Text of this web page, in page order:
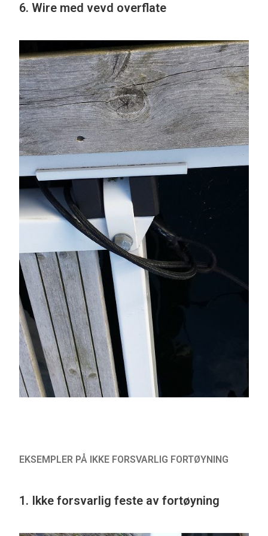
6. Wire med vevd overflate
EKSEMPLER PÅ IKKE FORSVARLIG FORTØYNING
1. Ikke forsvarlig feste av fortøyning